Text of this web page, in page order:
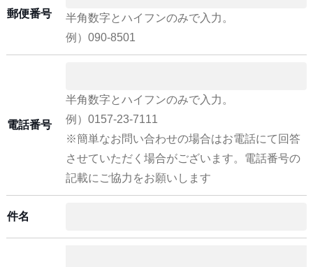
郵便番号
半角数字とハイフンのみで入力。
例）090-8501
電話番号
半角数字とハイフンのみで入力。
例）0157-23-7111
※簡単なお問い合わせの場合はお電話にて回答
させていただく場合がございます。電話番号の
記載にご協力をお願いします
件名